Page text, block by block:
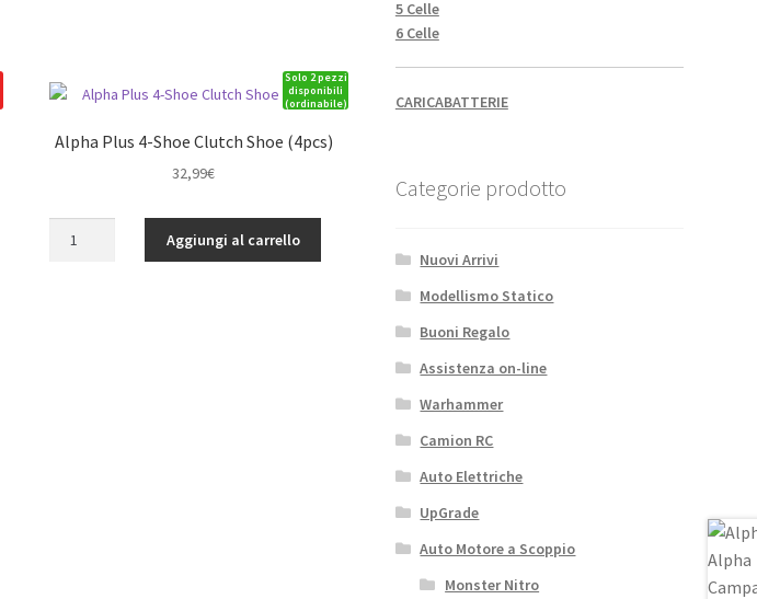
Solo 2 pezzi
disponibili
(ordinabile)
Alpha Plus 4-Shoe Clutch Shoe (4pcs)
32,99€
Aggiungi al carrello
5 Celle
6 Celle
CARICABATTERIE
Categorie prodotto
Nuovi Arrivi
Modellismo Statico
Buoni Regalo
Assistenza on-line
Warhammer
Camion RC
Auto Elettriche
UpGrade
Auto Motore a Scoppio
Monster Nitro